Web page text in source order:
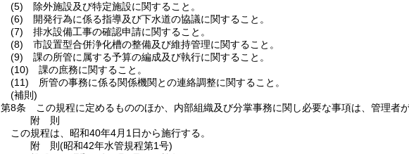
(5)
除外施設及び特定施設に関すること。
(6)
開発行為に係る指導及び下水道の協議に関すること。
(7)
排水設備工事の確認申請に関すること。
(8)
市設置型合併浄化槽の整備及び維持管理に関すること。
(9)
課の所管に属する予算の編成及び執行に関すること。
(10)
課の庶務に関すること。
(11)
所管の事務に係る関係機関との連絡調整に関すること。
(補則)
第8条
この規程に定めるもののほか、内部組織及び分掌事務に関し必要な事項は、管理者
附 則
この規程は、昭和40年4月1日から施行する。
附 則(昭和42年水管規程第1号)